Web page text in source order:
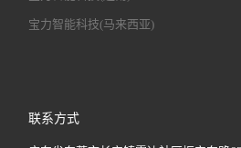
宝力智能科技(马来西亚)
联系方式